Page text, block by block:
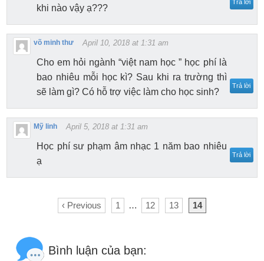
khi nào vậy ạ???
Trả lời
võ minh thư April 10, 2018 at 1:31 am
Cho em hỏi ngành “việt nam học ” học phí là
bao nhiêu mỗi học kì? Sau khi ra trường thì
sẽ làm gì? Có hỗ trợ việc làm cho học sinh?
Trả lời
Mỹ linh April 5, 2018 at 1:31 am
Học phí sư phạm âm nhạc 1 năm bao nhiêu
ạ
Trả lời
‹ Previous 1 … 12 13 14
Bình luận của bạn: